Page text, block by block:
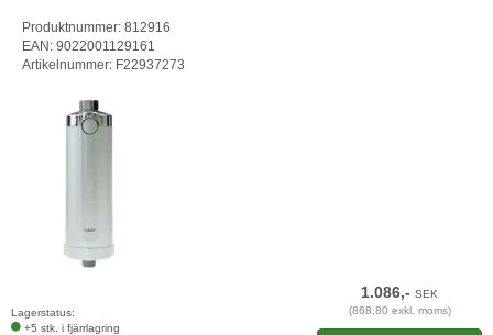
Produktnummer: 812916
EAN: 9022001129161
Artikelnummer: F22937273
Lagerstatus:
+5 stk. i fjärrlagring
1.086,-SEK
(868,80 exkl. moms)